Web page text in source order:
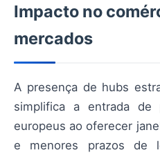
Impacto no
mercados
A presença de hubs
simplifica a entrada de
europeus ao oferecer
e menores prazos de